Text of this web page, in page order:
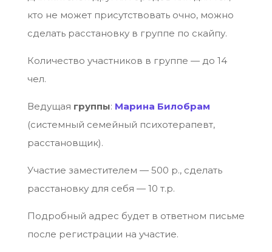
кто не может присутствовать очно, можно
сделать расстановку в группе по скайпу.
Количество участников в группе — до 14
чел.
Ведущая группы: Марина Билобрам
(системный семейный психотерапевт,
расстановщик).
Участие заместителем — 500 р., сделать
расстановку для себя — 10 т.р.
Подробный адрес будет в ответном письме
после регистрации на участие.